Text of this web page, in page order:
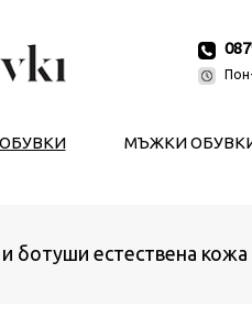
МЪЖКИ
ботуши естествена кожа